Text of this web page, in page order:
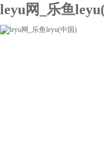
leyu网_乐鱼